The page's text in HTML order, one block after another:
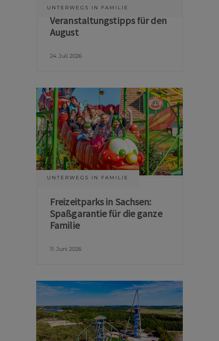
UNTERWEGS IN FAMILIE
Veranstaltungstipps für den
August
24. Juli 2026
UNTERWEGS IN FAMILIE
Freizeitparks in Sachsen:
Spaßgarantie für die ganze
Familie
11. Juni 2026